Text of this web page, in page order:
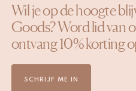
Wil je op de hoogte
Goods? Word lid van
ontvang 10% korting
SCHRIJF ME IN